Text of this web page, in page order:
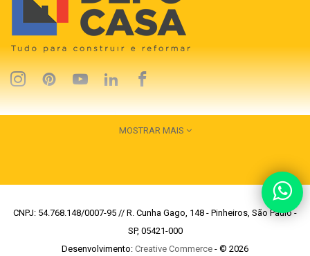
MOSTRAR MAIS
CNPJ: 54.768.148/0007-95 // R. Cunha Gago, 148 - Pinheiros, São Paulo -
SP, 05421-000
Desenvolvimento: Creative Commerce - © 2026